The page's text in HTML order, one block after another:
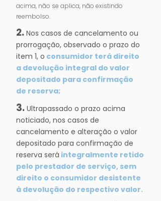
acima, não se aplica, não existindo
reembolso.
2. Nos casos de cancelamento ou
prorrogação, observado o prazo do
item 1, o consumidor terá direito
a devolução integral do valor
depositado para confirmação
de reserva;
3. Ultrapassado o prazo acima
noticiado, nos casos de
cancelamento e alteração o valor
depositado para confirmação de
reserva será integralmente retido
pelo prestador de serviço, sem
direito o consumidor desistente
à devolução do respectivo valor.